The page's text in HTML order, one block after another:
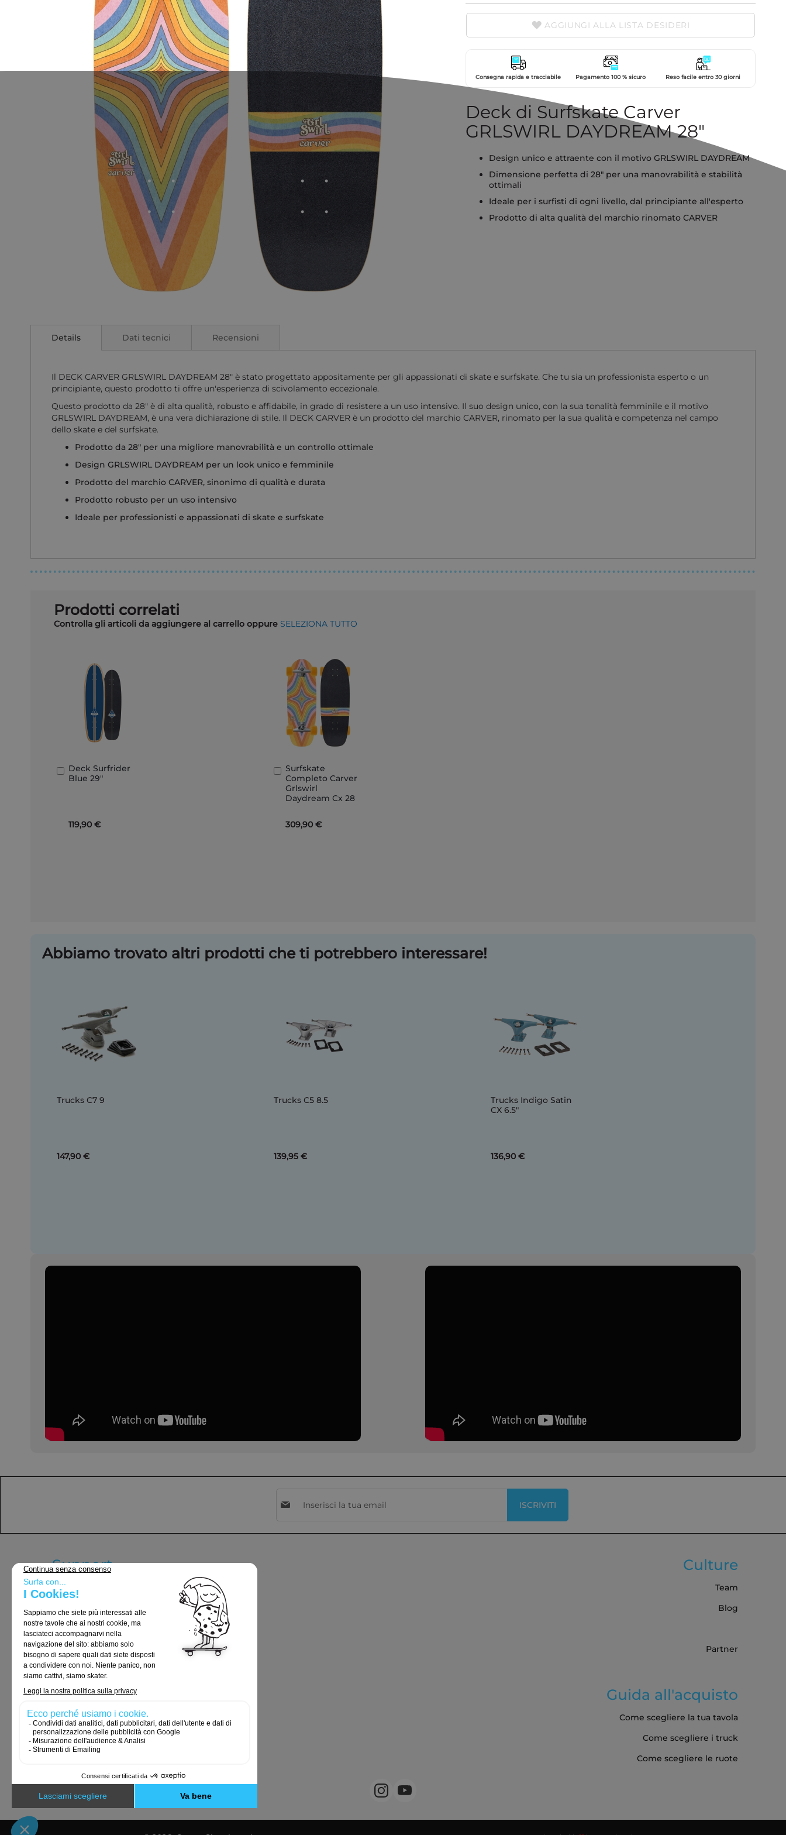
della
galleria
AGGIUNGI ALLA LISTA DESIDERI
Consegna rapida e tracciabile Pagamento 100 % sicuro Reso facile entro 30 giorni
Deck di Surfskate Carver
GRLSWIRL DAYDREAM 28"
Design unico e attraente con il motivo GRLSWIRL DAYDREAM
Dimensione perfetta di 28" per una manovrabilità e stabilità
ottimali
Ideale per i surfisti di ogni livello, dal principiante all'esperto
Prodotto di alta qualità del marchio rinomato CARVER
Details
Il DECK CARVER GRLSWIRL DAYDREAM 28" è stato progettato appositamente per gli appassionati di skate e surfskate. Che tu sia un professionista esperto o un
principiante, questo prodotto ti offre un'esperienza di scivolamento eccezionale.
Questo prodotto da 28" è di alta qualità, robusto e affidabile, in grado di resistere a un uso intensivo. Il suo design unico, con la sua tonalità femminile e il motivo
GRLSWIRL DAYDREAM, è una vera dichiarazione di stile. Il DECK CARVER è un prodotto del marchio CARVER, rinomato per la sua qualità e competenza nel campo
dello skate e del surfskate.
Prodotto da 28" per una migliore manovrabilità e un controllo ottimale
Design GRLSWIRL DAYDREAM per un look unico e femminile
Prodotto del marchio CARVER, sinonimo di qualità e durata
Prodotto robusto per un uso intensivo
Ideale per professionisti e appassionati di skate e surfskate
Dati tecnici Recensioni
Prodotti correlati
Controlla gli articoli da aggiungere al carrello oppure SELEZIONA TUTTO
Deck Surfrider
Blue 29"
119,90 €
Aggiungi
al
Surfskate
Completo Carver
Grlswirl
Daydream Cx 28
309,90 €
Aggiungi
al
Carrello
Abbiamo trovato altri prodotti che ti potrebbero interessare!
Trucks C7 9
147,90 €
Trucks C5 8.5
139,95 €
Trucks Indigo Satin
CX 6.5"
136,90 €
alla
ISCRIVITI
Support
Termini e Condizioni Generali
Consegna e resi
Avvisi legali
Politica sulla riservatezza
Politica sui cookie
Ordini e restituzioni
Contattateci
Cookies e dati personali
Accessibilità: non conforme
Culture
Team
Blog
Partner
Guida all'acquisto
Come scegliere la tua tavola
Come scegliere i truck
Come scegliere le ruote